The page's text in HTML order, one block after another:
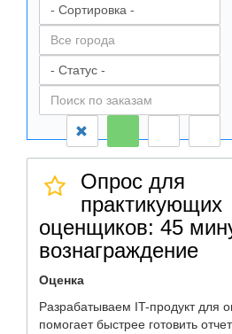
Опрос для
практикующих
оценщиков: 45
вознаграждение
Оценка
Разрабатываем IT-продукт для
помогает быстрее готовить